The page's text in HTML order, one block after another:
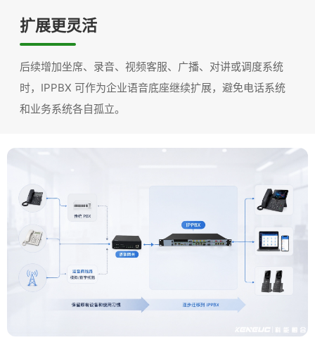
扩展更灵活
后续增加坐席、录音、视频客服、广播、对讲或调度系统
时，IPPBX 可作为企业语音底座继续扩展，避免电话系统
和业务系统各自孤立。